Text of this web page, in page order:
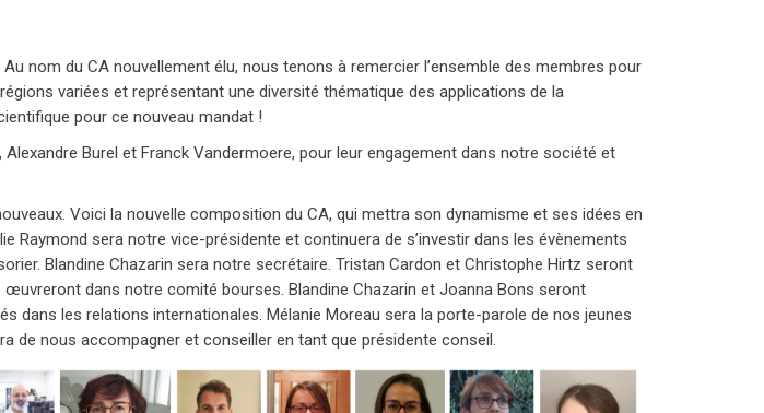
nom du CA nouvellement élu, nous tenons à remercier l’ensemble des membres pour
variées et représentant une diversité thématique des applications de la
pour ce nouveau mandat !
Burel et Franck Vandermoere, pour leur engagement dans notre société et
Voici la nouvelle composition du CA, qui mettra son dynamisme et ses idées en
Raymond sera notre vice-présidente et continuera de s’investir dans les évènements
Blandine Chazarin sera notre secrétaire. Tristan Cardon et Christophe Hirtz seront
dans notre comité bourses. Blandine Chazarin et Joanna Bons seront
dans les relations internationales. Mélanie Moreau sera la porte-parole de nos jeunes
de nous accompagner et conseiller en tant que présidente conseil.